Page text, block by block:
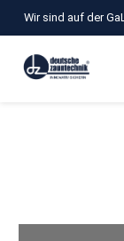
Zum Hauptinhalt
Wir sind auf der